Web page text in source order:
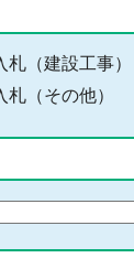
る
キ
ー
ー
入
力
札（建設工事）
（その他）